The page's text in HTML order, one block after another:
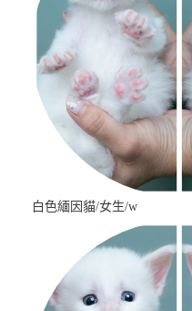
白色緬因貓/女生/w